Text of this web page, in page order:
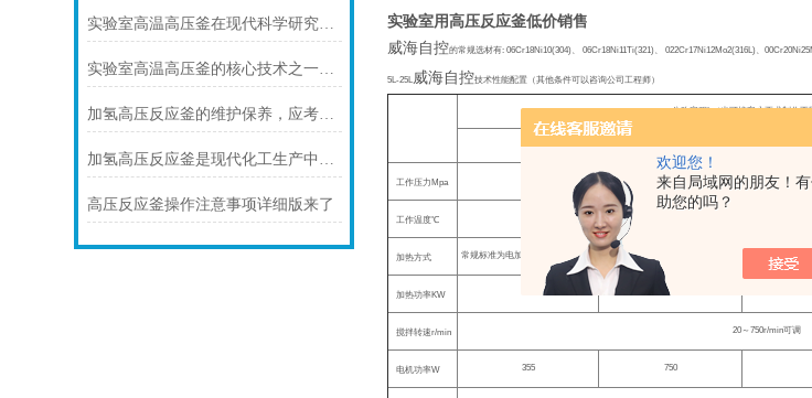
欢迎您！
来自局域网的朋友！
助您的吗？
实验室高温高压釜在现代科学研究中的重要性
实验室高温高压釜的核心技术之一是其密封技术
加氢高压反应釜的维护保养，应考虑以下几点
加氢高压反应釜是现代化工生产中不可少的设备之一
高压反应釜操作注意事项详细版来了
实验室用高压反应釜低价销售
威海自控的常规选材有: 06Cr18Ni10(304) 、06Cr18Ni11Ti(321) 、022Cr17Ni12Mo2(316L) 、
5L-25L 威海自控技术性能配置（其他条件可以咨询公司工程师）
公称容积L（也可按客户要求制作不
5 10
工作压力 Mpa 常规标准： 9.8Mpa ，非标：
工作温度℃
加热方式 常规标准为电加热，可制造为夹套蒸汽、夹套导热油电加热管、远红外、夹套油、水浴循环
加热功率KW 6
搅拌转速r/min 20 ～750r/min可调
电机功率W 355 750